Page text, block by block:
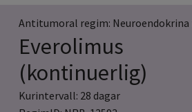
Antitumoral regim:
Everolimus
(kontinuerlig)
Kurintervall: 28 dagar